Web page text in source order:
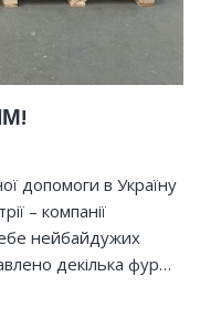
допомоги в Україну
– компанії
нейбайдужих
декілька фур…